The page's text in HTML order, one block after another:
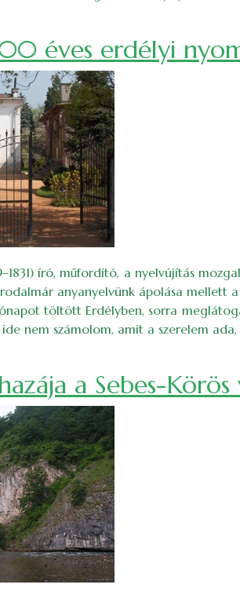
a Csalhón)
éves erdélyi
író, műfordító, a nyelvújítás
anyanyelvünk ápolása mellett
töltött Erdélyben, sorra
nem számolom, amit a szerelem
éves erdélyi nyomdokain)
a Sebes-